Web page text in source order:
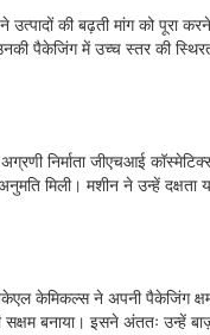
की बढ़ती मांग को पूरा
उनकी पैकेजिंग में उच्च स्तर की
निर्माता जीएचआई
मिली। मशीन ने उन्हें दक्षता
जेकेएल केमिकल्स ने अपनी पैकेजिंग
बनाया। इसने अंततः उन्हें